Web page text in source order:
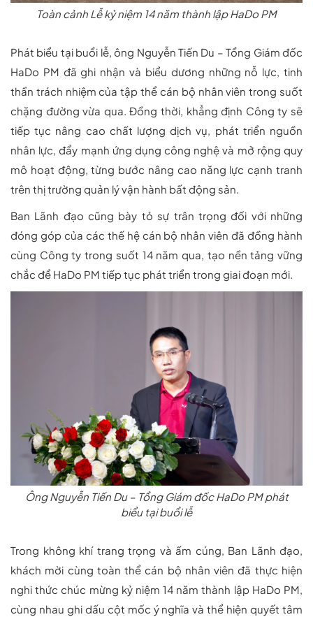
Toàn cảnh Lễ kỷ niệm 14 năm thành lập HaDo PM
Phát biểu tại buổi lễ, ông Nguyễn Tiến Du – Tổng Giám đốc
HaDo PM đã ghi nhận và biểu dương những nỗ lực, tinh
thần trách nhiệm của tập thể cán bộ nhân viên trong suốt
chặng đường vừa qua. Đồng thời, khẳng định Công ty sẽ
tiếp tục nâng cao chất lượng dịch vụ, phát triển nguồn
nhân lực, đẩy mạnh ứng dụng công nghệ và mở rộng quy
mô hoạt động, từng bước nâng cao năng lực cạnh tranh
trên thị trường quản lý vận hành bất động sản.
Ban Lãnh đạo cũng bày tỏ sự trân trọng đối với những
đóng góp của các thế hệ cán bộ nhân viên đã đồng hành
cùng Công ty trong suốt 14 năm qua, tạo nền tảng vững
chắc để HaDo PM tiếp tục phát triển trong giai đoạn mới.
Ông Nguyễn Tiến Du – Tổng Giám đốc HaDo PM phát
biểu tại buổi lễ
Trong không khí trang trọng và ấm cúng, Ban Lãnh đạo,
khách mời cùng toàn thể cán bộ nhân viên đã thực hiện
nghi thức chúc mừng kỷ niệm 14 năm thành lập HaDo PM,
cùng nhau ghi dấu cột mốc ý nghĩa và thể hiện quyết tâm